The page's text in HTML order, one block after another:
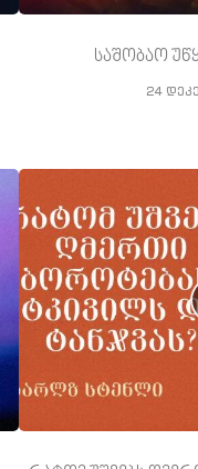
საშობაო
24